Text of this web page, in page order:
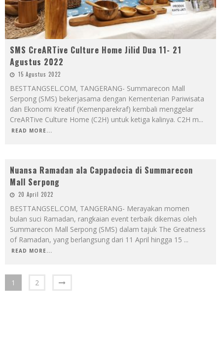
SMS CreARTive Culture Home Jilid Dua 11- 21
Agustus 2022
15 Agustus 2022
BESTTANGSEL.COM, TANGERANG- Summarecon Mall
Serpong (SMS) bekerjasama dengan Kementerian Pariwisata
dan Ekonomi Kreatif (Kemenparekraf) kembali menggelar
CreARTive Culture Home (C2H) untuk ketiga kalinya. C2H m...
READ MORE...
Nuansa Ramadan ala Cappadocia di Summarecon
Mall Serpong
20 April 2022
BESTTANGSEL.COM, TANGERANG- Merayakan momen
bulan suci Ramadan, rangkaian event terbaik dikemas oleh
Summarecon Mall Serpong (SMS) dalam tajuk The Greatness
of Ramadan, yang berlangsung dari 11 April hingga 15 ...
READ MORE...
1 2